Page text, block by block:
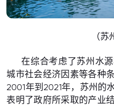
（苏
在综合考虑了苏州水
城市社会经济因素等各种
2001年到2021年，苏州的
表明了政府所采取的产业